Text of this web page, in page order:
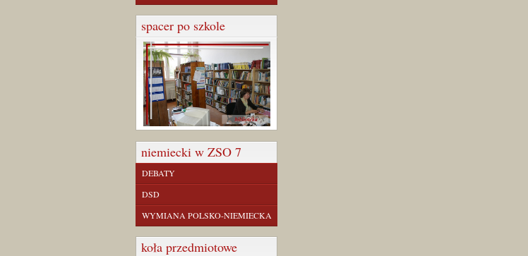
spacer po szkole
niemiecki w ZSO 7
DEBATY
DSD
WYMIANA POLSKO-NIEMIECKA
koła przedmiotowe